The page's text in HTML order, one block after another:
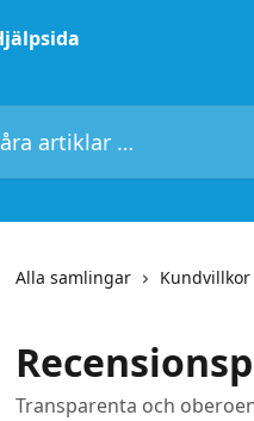
…
Alla samlingar Kundvillkor
Transparenta och